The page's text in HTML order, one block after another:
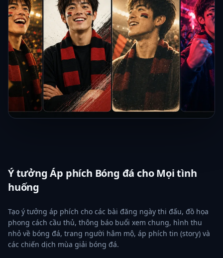
Ý tưởng Áp phích Bóng đá cho Mọi tình
huống
Tạo ý tưởng áp phích cho các bài đăng ngày thi đấu, đồ họa
phong cách cầu thủ, thông báo buổi xem chung, hình thu
nhỏ về bóng đá, trang người hâm mộ, áp phích tin (story) và
các chiến dịch mùa giải bóng đá.